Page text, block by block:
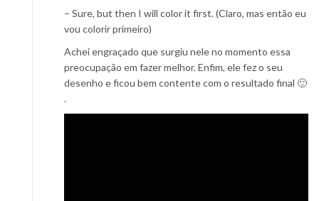
– Sure, but then I will color it first. (Claro, mas então eu
vou colorir primeiro)
Achei engraçado que surgiu nele no momento essa
preocupação em fazer melhor. Enfim, ele fez o seu
desenho e ficou bem contente com o resultado final 🙂
.